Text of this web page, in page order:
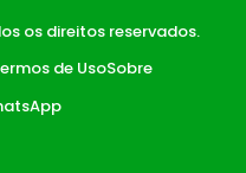
os direitos reservados.
de UsoSobre